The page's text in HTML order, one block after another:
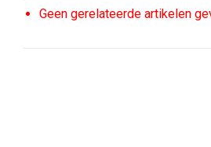
Geen gerelateerde artikelen